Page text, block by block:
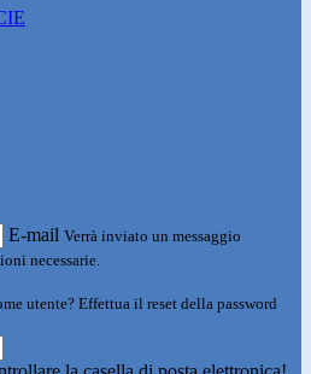
E-mail Verrà inviato un messaggio
necessarie.
utente? Effettua il reset della password